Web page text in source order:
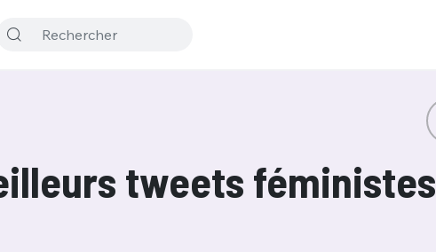
tweets féministes